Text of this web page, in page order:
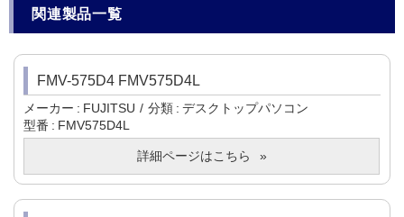
関連製品一覧
FMV-575D4 FMV575D4L
メーカー FUJITSU 分類
デスクトップパソコン
型番
FMV575D4L
詳細ページはこちら